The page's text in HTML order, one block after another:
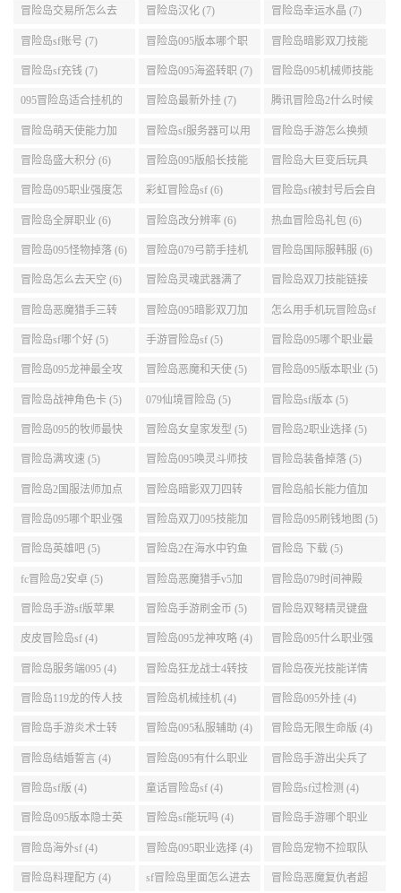
展示 (9) 能加点 (9) 转 (9)
冒险岛交易所怎么去
(8)
冒险岛汉化 (7) 冒险岛幸运水晶 (7)
冒险岛sf账号 (7) 冒险岛095版本哪个职
业段数高些 (7)
冒险岛暗影双刀技能
加点095版本 (7)
冒险岛sf充钱 (7) 冒险岛095海盗转职 (7) 冒险岛095机械师技能
演示 (7)
095冒险岛适合挂机的
地图 (7)
冒险岛最新外挂 (7) 腾讯冒险岛2什么时候
公测 (7)
冒险岛萌天使能力加
点 (6)
冒险岛sf服务器可以用
自己电脑 (6)
冒险岛手游怎么换频
道 (6)
冒险岛盛大积分 (6) 冒险岛095版船长技能
介绍 (6)
冒险岛大巨变后玩具
城组队任务 (6)
冒险岛095职业强度怎
么选 (6)
彩虹冒险岛sf (6) 冒险岛sf被封号后会自
动关闭电脑 (6)
冒险岛全屏职业 (6) 冒险岛改分辨率 (6) 热血冒险岛礼包 (6)
冒险岛095怪物掉落 (6) 冒险岛079弓箭手挂机
升级的地方 (6)
冒险岛国际服韩服 (6)
冒险岛怎么去天空 (6) 冒险岛灵魂武器满了
(6)
冒险岛双刀技能链接
(5)
冒险岛恶魔猎手三转
技能加点顺序 (5)
冒险岛095暗影双刀加
点 (5)
怎么用手机玩冒险岛sf
(5)
冒险岛sf哪个好 (5) 手游冒险岛sf (5) 冒险岛095哪个职业最
好 (5)
冒险岛095龙神最全攻
略 (5)
冒险岛恶魔和天使 (5) 冒险岛095版本职业 (5)
冒险岛战神角色卡 (5) 079仙境冒险岛 (5) 冒险岛sf版本 (5)
冒险岛095的牧师最快
升级路线 (5)
冒险岛女皇家发型 (5) 冒险岛2职业选择 (5)
冒险岛满攻速 (5) 冒险岛095唤灵斗师技
能介绍 (5)
冒险岛装备掉落 (5)
冒险岛2国服法师加点
(5)
冒险岛暗影双刀四转
任务 (5)
冒险岛船长能力值加
点 (5)
冒险岛095哪个职业强
势 (5)
冒险岛双刀095技能加
点 (5)
冒险岛095刷钱地图 (5)
冒险岛英雄吧 (5) 冒险岛2在海水中钓鱼
(5)
冒险岛 下载 (5)
fc冒险岛2安卓 (5) 冒险岛恶魔猎手v5加
点 (5)
冒险岛079时间神殿
999任务 (5)
冒险岛手游sf版苹果
(5)
冒险岛手游刷金币 (5) 冒险岛双弩精灵键盘
设置 (5)
皮皮冒险岛sf (4) 冒险岛095龙神攻略 (4) 冒险岛095什么职业强
(4)
冒险岛服务端095 (4) 冒险岛狂龙战士4转技
能加点 (4)
冒险岛夜光技能详情
(4)
冒险岛119龙的传人技
能加点 (4)
冒险岛机械挂机 (4) 冒险岛095外挂 (4)
冒险岛手游炎术士转
职 (4)
冒险岛095私服辅助 (4) 冒险岛无限生命版 (4)
冒险岛结婚誓言 (4) 冒险岛095有什么职业
(4)
冒险岛手游出尖兵了
吗 (4)
冒险岛sf版 (4) 童话冒险岛sf (4) 冒险岛sf过检测 (4)
冒险岛095版本隐士英
雄后期玩哪个好 (4)
冒险岛sf能玩吗 (4) 冒险岛手游哪个职业
厉害 (4)
冒险岛海外sf (4) 冒险岛095职业选择 (4) 冒险岛宠物不捡取队
友的东西 (4)
冒险岛料理配方 (4) sf冒险岛里面怎么进去 冒险岛恶魔复仇者超